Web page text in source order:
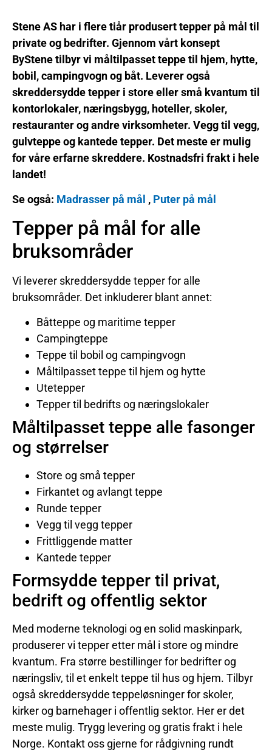
Stene AS har i flere tiår produsert tepper på mål til
private og bedrifter. Gjennom vårt konsept
ByStene tilbyr vi måltilpasset teppe til hjem, hytte,
bobil, campingvogn og båt. Leverer også
skreddersydde tepper i store eller små kvantum til
kontorlokaler, næringsbygg, hoteller, skoler,
restauranter og andre virksomheter. Vegg til vegg,
gulvteppe og kantede tepper. Det meste er mulig
for våre erfarne skreddere. Kostnadsfri frakt i hele
landet!
Se også: Madrasser på mål , Puter på mål
Tepper på mål for alle
bruksområder
Vi leverer skreddersydde tepper for alle
bruksområder. Det inkluderer blant annet:
Båtteppe og maritime tepper
Campingteppe
Teppe til bobil og campingvogn
Måltilpasset teppe til hjem og hytte
Utetepper
Tepper til bedrifts og næringslokaler
Måltilpasset teppe alle fasonger
og størrelser
Store og små tepper
Firkantet og avlangt teppe
Runde tepper
Vegg til vegg tepper
Frittliggende matter
Kantede tepper
Formsydde tepper til privat,
bedrift og offentlig sektor
Med moderne teknologi og en solid maskinpark,
produserer vi tepper etter mål i store og mindre
kvantum. Fra større bestillinger for bedrifter og
næringsliv, til et enkelt teppe til hus og hjem. Tilbyr
også skreddersydde teppeløsninger for skoler,
kirker og barnehager i offentlig sektor. Her er det
meste mulig. Trygg levering og gratis frakt i hele
Norge. Kontakt oss gjerne for rådgivning rundt